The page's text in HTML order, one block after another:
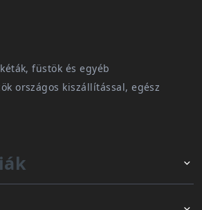
füstök és egyéb
országos kiszállítással, egész